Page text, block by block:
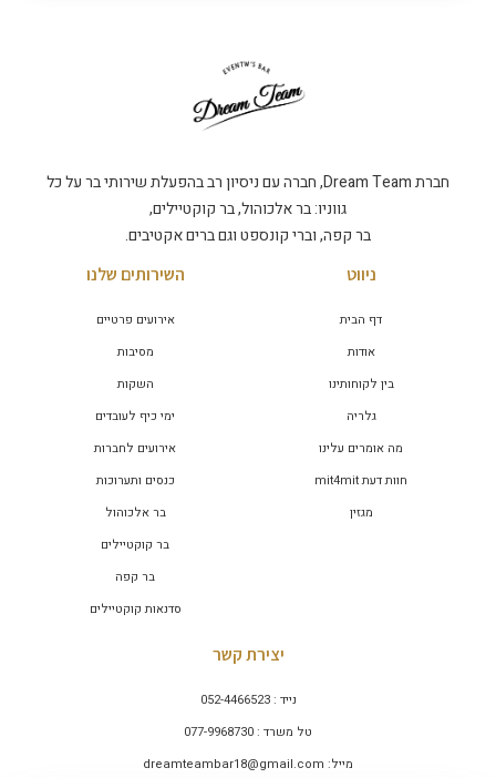
חברת Dream Team, חברה עם ניסיון רב בהפעלת שירותי בר על כל
גווניו: בר אלכוהול, בר קוקטיילים,
בר קפה, וברי קונספט וגם ברים אקטיבים.
ניווט
דף הבית
אודות
בין לקוחותינו
גלריה
מה אומרים עלינו
חוות דעת mit4mit
מגזין
השירותים שלנו
אירועים פרטיים
מסיבות
השקות
ימי כיף לעובדים
אירועים לחברות
כנסים ותערוכות
בר אלכוהול
בר קוקטיילים
בר קפה
סדנאות קוקטיילים
יצירת קשר
נייד : 052-4466523
טל משרד : 077-9968730
מייל: dreamteambar18@gmail.com